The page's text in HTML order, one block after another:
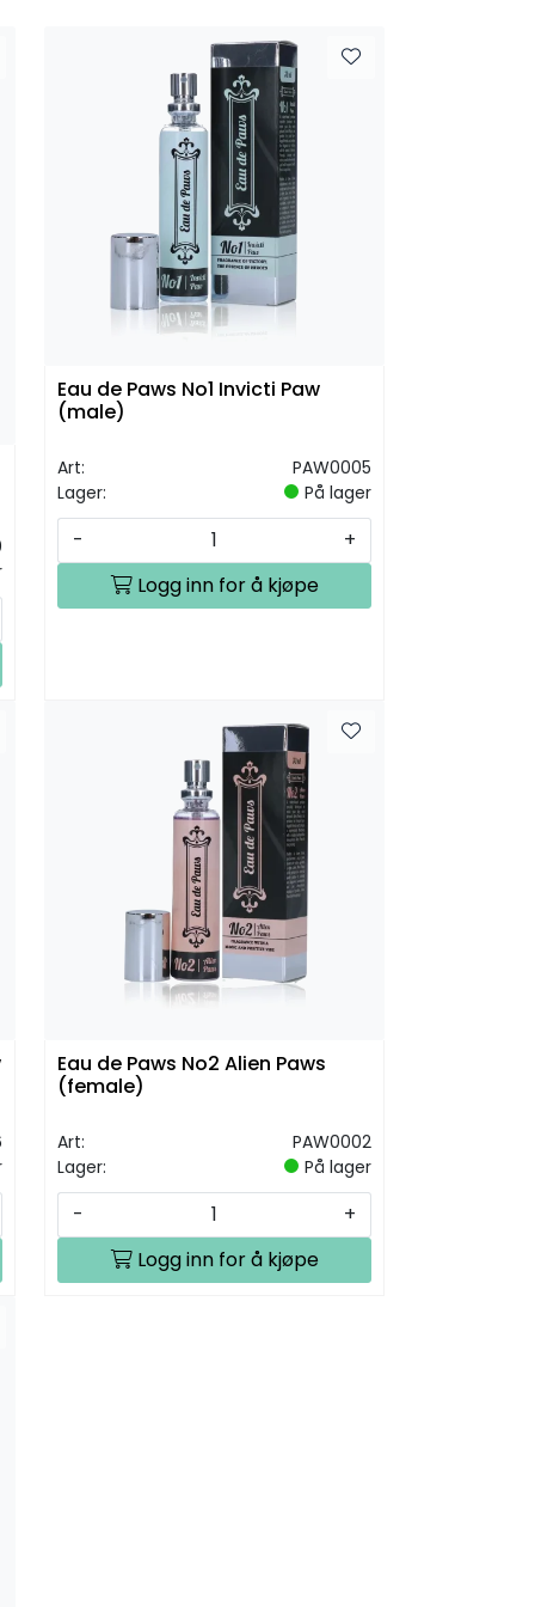
Eau de Paws No1 Invicti Paw
(male)
Art:
PAW0005
Lager:
På lager
-
+
Logg inn for å kjøpe
Eau de Paws No2 Alien Paws
(female)
Art:
PAW0002
Lager:
På lager
-
+
Logg inn for å kjøpe